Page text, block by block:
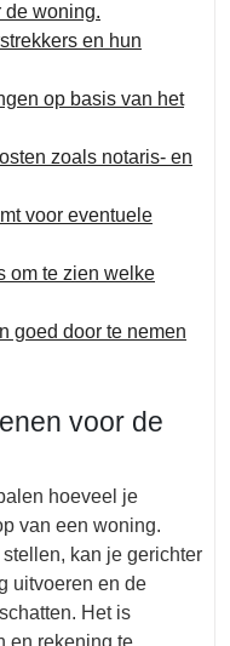
de woning.
en hun
op basis van het
zoals notaris- en
voor eventuele
om te zien welke
goed door te nemen
voor de
hoeveel je
van een woning.
kan je gerichter
uitvoeren en de
Het is
en rekening te